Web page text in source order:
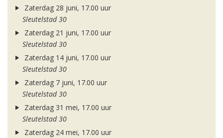
Zaterdag 28 juni, 17.00 uur
Sleutelstad 30
Zaterdag 21 juni, 17.00 uur
Sleutelstad 30
Zaterdag 14 juni, 17.00 uur
Sleutelstad 30
Zaterdag 7 juni, 17.00 uur
Sleutelstad 30
Zaterdag 31 mei, 17.00 uur
Sleutelstad 30
Zaterdag 24 mei, 17.00 uur